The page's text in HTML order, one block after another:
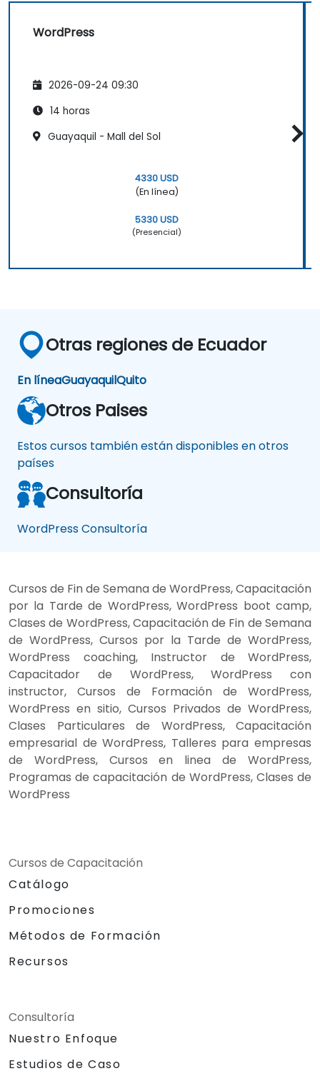
complementos (plugins) y configurar los
ajustes del sitio. Ayuda a las personas a crear
y mantener sus propios sitios web con
WordPress
2026-09-24 09:30
14 horas
Guayaquil - Mall del Sol
4330 USD
(En línea)
5330 USD
(Presencial)
Otras regiones de Ecuador
En líneaGuayaquilQuito
Otros Paises
Estos cursos también están disponibles en otros
países
Consultoría
WordPress Consultoría
Cursos de Fin de Semana de WordPress, Capacitación
por la Tarde de WordPress, WordPress boot camp,
Clases de WordPress, Capacitación de Fin de Semana
de WordPress, Cursos por la Tarde de WordPress,
WordPress coaching, Instructor de WordPress,
Capacitador de WordPress, WordPress con
instructor, Cursos de Formación de WordPress,
WordPress en sitio, Cursos Privados de WordPress,
Clases Particulares de WordPress, Capacitación
empresarial de WordPress, Talleres para empresas
de WordPress, Cursos en linea de WordPress,
Programas de capacitación de WordPress, Clases de
WordPress
Cursos de Capacitación
Catálogo
Promociones
Métodos de Formación
Recursos
Consultoría
Nuestro Enfoque
Estudios de Caso